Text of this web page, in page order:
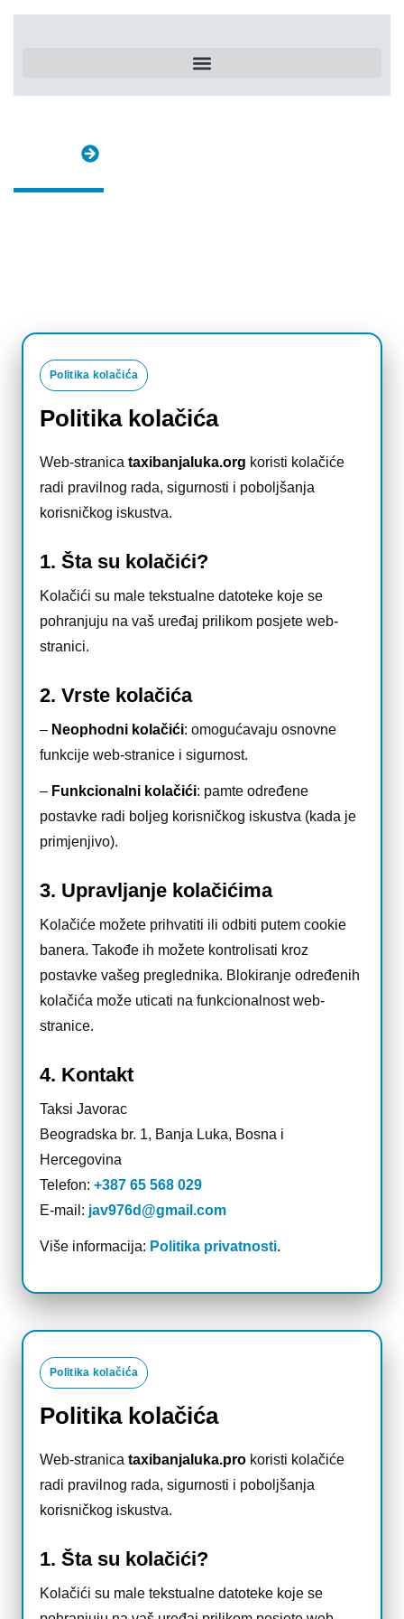
Politika kolačića
Politika kolačića
Web-stranica taxibanjaluka.org koristi kolačiće
radi pravilnog rada, sigurnosti i poboljšanja
korisničkog iskustva.
1. Šta su kolačići?
Kolačići su male tekstualne datoteke koje se
pohranjuju na vaš uređaj prilikom posjete web-
stranici.
2. Vrste kolačića
– Neophodni kolačići: omogućavaju osnovne
funkcije web-stranice i sigurnost.
– Funkcionalni kolačići: pamte određene
postavke radi boljeg korisničkog iskustva (kada je
primjenjivo).
3. Upravljanje kolačićima
Kolačiće možete prihvatiti ili odbiti putem cookie
banera. Takođe ih možete kontrolisati kroz
postavke vašeg preglednika. Blokiranje određenih
kolačića može uticati na funkcionalnost web-
stranice.
4. Kontakt
Taksi Javorac
Beogradska br. 1, Banja Luka, Bosna i
Hercegovina
Telefon: +387 65 568 029
E-mail: jav976d@gmail.com
Više informacija: Politika privatnosti.
Politika kolačića
Politika kolačića
Web-stranica taxibanjaluka.pro koristi kolačiće
radi pravilnog rada, sigurnosti i poboljšanja
korisničkog iskustva.
1. Šta su kolačići?
Kolačići su male tekstualne datoteke koje se